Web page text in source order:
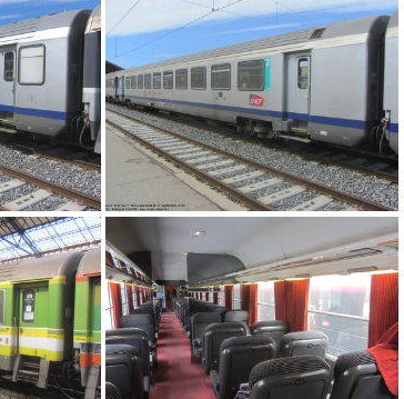
IMG 1938
IMG 1873